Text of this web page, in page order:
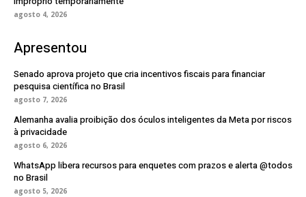
agosto 4, 2026
Apresentou
Senado aprova projeto que cria incentivos fiscais para financiar
pesquisa científica no Brasil
agosto 7, 2026
Alemanha avalia proibição dos óculos inteligentes da Meta por riscos
à privacidade
agosto 6, 2026
WhatsApp libera recursos para enquetes com prazos e alerta @todos
no Brasil
agosto 5, 2026